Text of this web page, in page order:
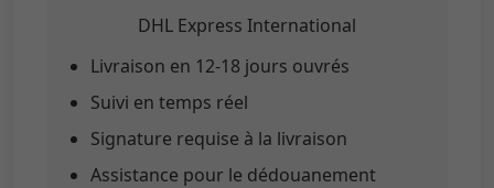
DHL Express International
Livraison en 12-18 jours ouvrés
Suivi en temps réel
Signature requise à la livraison
Assistance pour le dédouanement